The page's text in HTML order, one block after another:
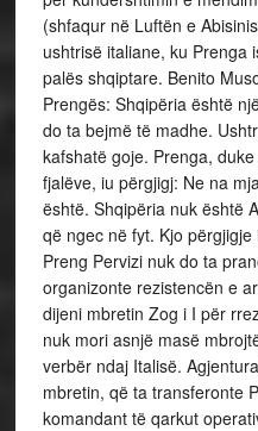
(shfaqur në Luftën e
ushtrisë italiane, ku Prenga
palës shqiptare. Benito
Prengës: Shqipëria është
do ta bejmë të madhe.
kafshatë goje. Prenga,
fjalëve, iu përgjigj: Ne na
është. Shqipëria nuk është
që ngec në fyt. Kjo
Preng Pervizi nuk do ta
organizonte rezistencën e
dijeni mbretin Zog i I për
nuk mori asnjë masë
verbër ndaj Italisë.
mbretin, që ta transferonte
komandant të qarkut